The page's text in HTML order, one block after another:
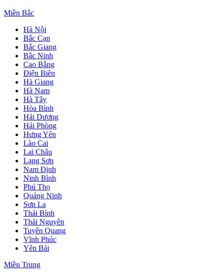
Miền Bắc
Hà Nội
Bắc Cạn
Bắc Giang
Bắc Ninh
Cao Bằng
Điện Biên
Hà Giang
Hà Nam
Hà Tây
Hòa Bình
Hải Dương
Hải Phòng
Hưng Yên
Lào Cai
Lai Châu
Lạng Sơn
Nam Định
Ninh Bình
Phú Thọ
Quảng Ninh
Sơn La
Thái Bình
Thái Nguyên
Tuyên Quang
Vĩnh Phúc
Yên Bái
Miền Trung